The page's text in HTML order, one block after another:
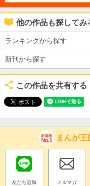
他の作品も探してみ
ランキングから探す
新刊から探す
この作品を共有する
まんが
友だち追加
メルマガ